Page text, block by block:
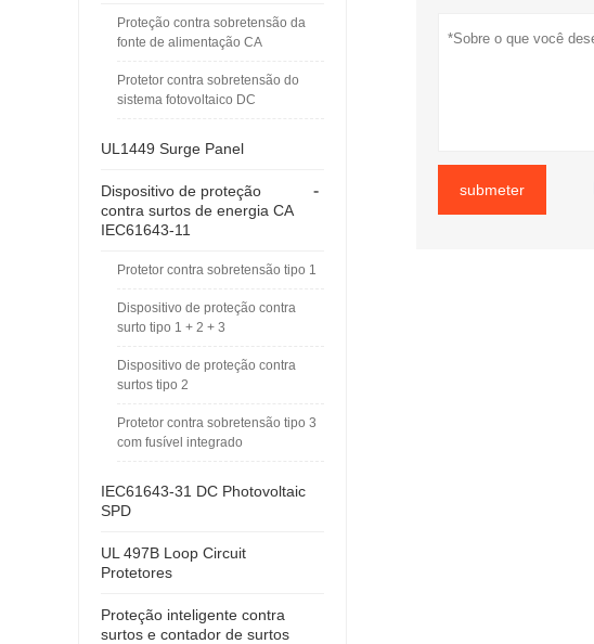
submeter
Proteção contra sobretensão da
fonte de alimentação CA
Protetor contra sobretensão do
sistema fotovoltaico DC
UL1449 Surge Panel
-
Dispositivo de proteção
contra surtos de energia CA
IEC61643-11
Protetor contra sobretensão tipo 1
Dispositivo de proteção contra
surto tipo 1 + 2 + 3
Dispositivo de proteção contra
surtos tipo 2
Protetor contra sobretensão tipo 3
com fusível integrado
IEC61643-31 DC Photovoltaic
SPD
UL 497B Loop Circuit
Protetores
Proteção inteligente contra
surtos e contador de surtos